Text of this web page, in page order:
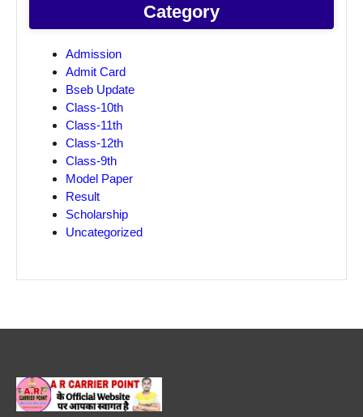
Category
Admission
Admit Card
Bseb Update
Class-10th
Class-11th
Class-12th
Class-9th
Model Paper
Result
Scholarship
Uncategorized